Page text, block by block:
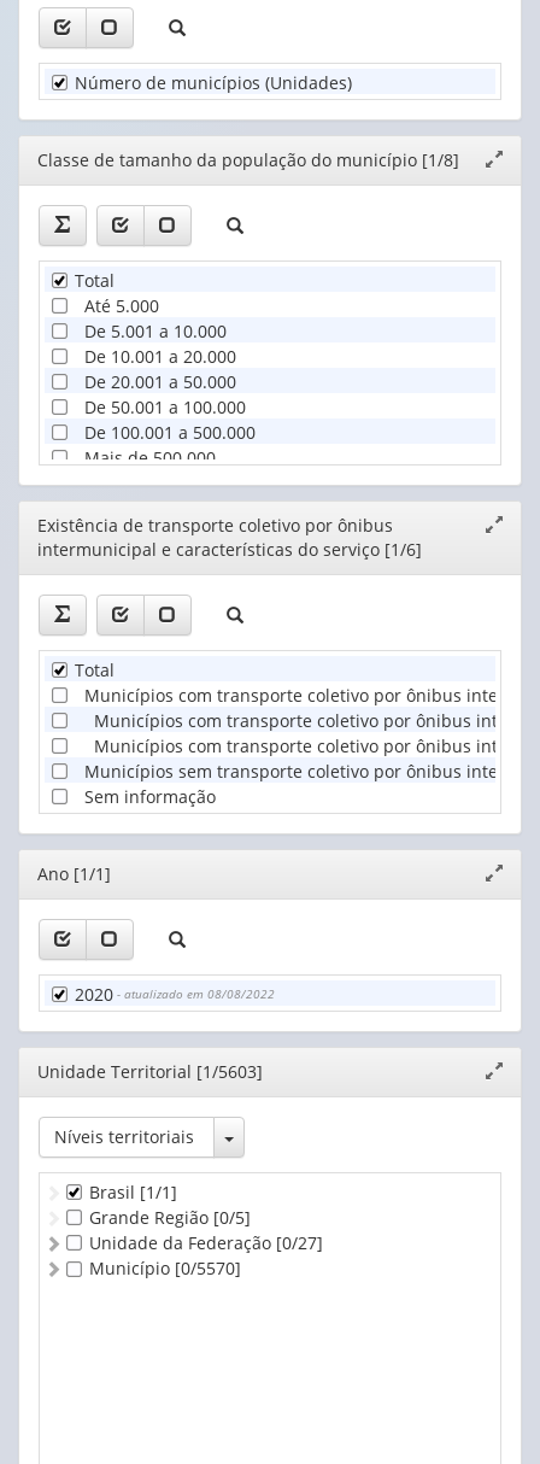
Unidade
Territorial
(1)
Existência
de
transporte
coletivo
por...
(1)
Número de municípios (Unidades)
Editor
janela
Classe de tamanho da população do município [1/8]
Total
Até 5.000
De 5.001 a 10.000
De 10.001 a 20.000
De 20.001 a 50.000
De 50.001 a 100.000
De 100.001 a 500.000
Mais de 500.000
Editor
Existência de transporte coletivo por ônibus
intermunicipal e características do serviço [1/6]
Total
Municípios com transporte coletivo por ônibus
Municípios com transporte coletivo por ônibus
Municípios com transporte coletivo por ônibus
Municípios sem transporte coletivo por ônibus
Sem informação
Editor
janela
Ano [1/1]
2020 - atualizado em 08/08/2022
Editor
janela
Unidade Territorial [1/5603]
Níveis territoriais Toggle Dropdown
Brasil [1/1]
Grande Região [0/5]
Unidade da Federação [0/27]
Município [0/5570]